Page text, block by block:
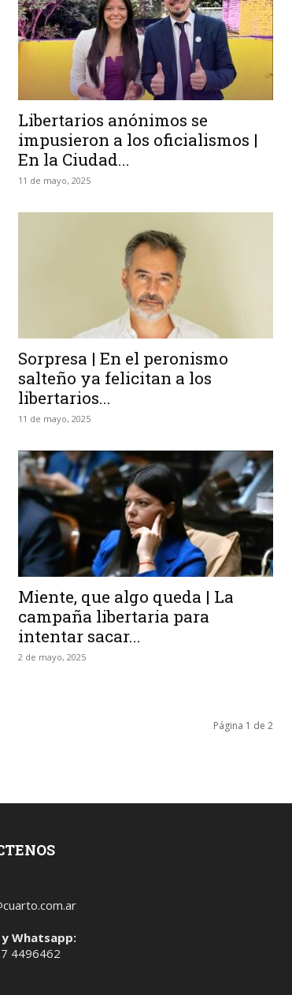
Libertarios anónimos se
impusieron a los oficialismos |
En la Ciudad...
11 de mayo, 2025
Sorpresa | En el peronismo
salteño ya felicitan a los
libertarios...
11 de mayo, 2025
Miente, que algo queda | La
campaña libertaria para
intentar sacar...
2 de mayo, 2025
Página 1 de 2
Whatsapp:
4496462